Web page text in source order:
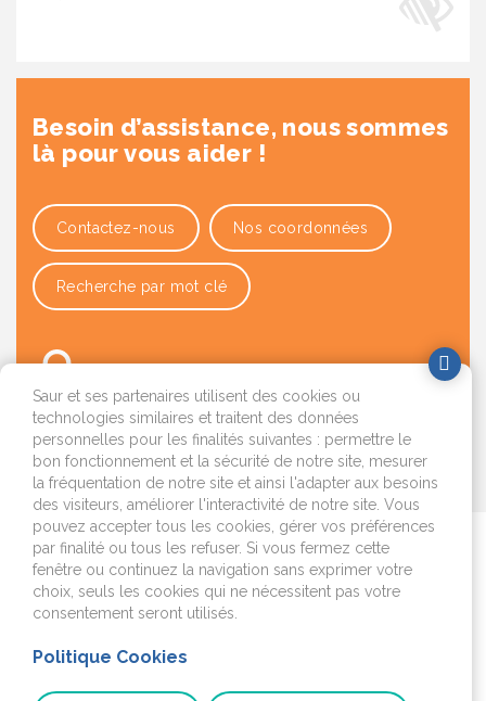
Besoin d’assistance, nous sommes
là pour vous aider !
Contactez-nous Nos coordonnées
Recherche par mot clé
OK
Je déménage
J'emménage ou je fais
installation
Saur et ses partenaires utilisent des cookies ou
technologies similaires et traitent des données
personnelles pour les finalités suivantes : permettre le
bon fonctionnement et la sécurité de notre site, mesurer
la fréquentation de notre site et ainsi l'adapter aux besoins
des visiteurs, améliorer l'interactivité de notre site. Vous
pouvez accepter tous les cookies, gérer vos préférences
par finalité ou tous les refuser. Si vous fermez cette
fenêtre ou continuez la navigation sans exprimer votre
choix, seuls les cookies qui ne nécessitent pas votre
consentement seront utilisés.
Politique Cookies